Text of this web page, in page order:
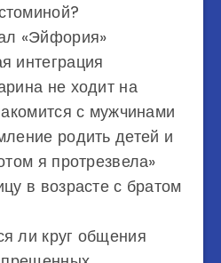
«Эйфория»
интеграция
не ходит на
с мужчинами
родить детей и
я протрезвела»
в возрасте с братом
ли круг общения